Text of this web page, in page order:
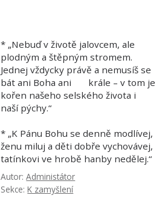
* „Nebuď v životě jalovcem, ale
plodným a štěpným stromem.
Jednej vždycky právě a nemusíš se
bát ani Boha ani krále – v tom je
kořen našeho selského života i
naší pýchy.“
* „K Pánu Bohu se denně modlívej,
ženu miluj a děti dobře vychovávej,
tatínkovi ve hrobě hanby nedělej.“
Autor:Administátor
Sekce: K zamyšlení